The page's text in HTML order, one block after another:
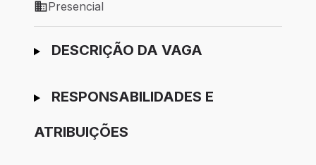
Modelo de trabalho: Presencial
Presencial
Ir para candidatura
DESCRIÇÃO DA VAGA
RESPONSABILIDADES E
ATRIBUIÇÕES